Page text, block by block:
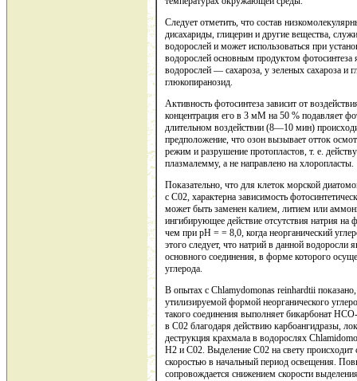
Следует отметить, что состав
дисахариды, глицерин и другие вещества,
водорослей и может использоваться при
водорослей основным продуктом фотосинтеза
водорослей — сахароза, у зеленых сахароза
глюкопиранозид.
Активность фотосинтеза зависит от
концентрация его в 3 мМ на 50 % подавляет
длительном воздействии (8—10 мин)
предположение, что озон вызывает отток
режим и разрушение протопластов, т. е.
плазмалемму, а не направлено на хлоропласты.
Показательно, что для клеток морской
с С02, характерна зависимость
может быть заменен калием, литием или
ингибирующее действие отсутствия натрия на
чем при рН = = 8,0, когда неорганический
этого следует, что натрий в данной
основного соединения, в форме которого
углерода.
В опытах с Chlamydomonas reinhardtii
утилизируемой формой неорганического
такого соединения выполняет бикарбонат
в С02 благодаря действию карбоангидразы,
деструкция крахмала в водорослях
Н2 и С02. Выделение С02 на свету
скоростью в начальный период освещения.
сопровождается снижением скорости